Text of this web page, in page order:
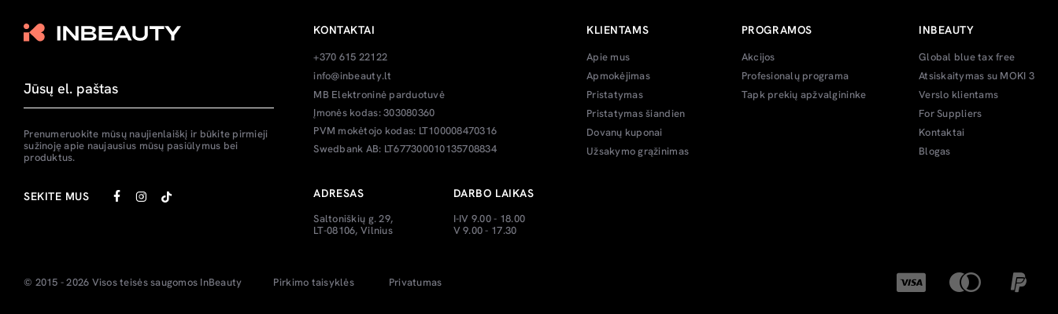
Prenumeruokite mūsų naujienlaiškį ir būkite pirmieji
sužinoję apie naujausius mūsų pasiūlymus bei
produktus.
SEKITE MUS
KONTAKTAI
+370 615 22122
info@inbeauty.lt
MB Elektroninė parduotuvė
Įmonės kodas: 303080360
PVM mokėtojo kodas: LT100008470316
Swedbank AB: LT677300010135708834
ADRESAS
Saltoniškių g. 29,
LT-08106, Vilnius
DARBO LAIKAS
I-IV 9.00 - 18.00
V 9.00 - 17.30
KLIENTAMS
Apie mus
Apmokėjimas
Pristatymas
Pristatymas šiandien
Dovanų kuponai
Užsakymo grąžinimas
PROGRAMOS
Akcijos
Profesionalų programa
Tapk prekių apžvalgininke
INBEAUTY
Global blue tax free
Atsiskaitymas su MOKI 3
Verslo klientams
For Suppliers
Kontaktai
Blogas
© 2015 - 2026 Visos teisės saugomos InBeauty Pirkimo taisyklės Privatumas